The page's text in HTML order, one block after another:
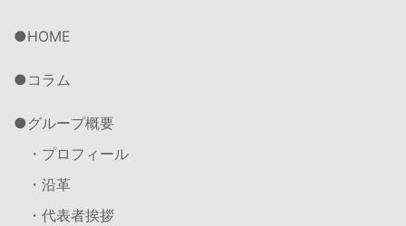
HOME
コラム
グループ概要
・プロフィール
・沿革
・代表者挨拶